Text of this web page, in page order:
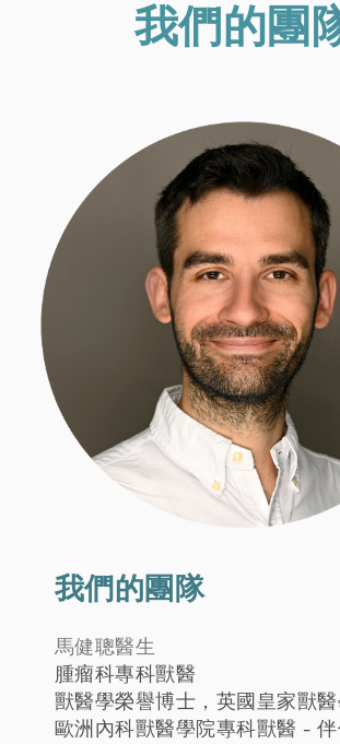
我們的團
我們的團隊
馬健聰醫生
腫瘤科專科獸醫
獸醫學榮譽博士，英國皇家獸
歐洲內科獸醫學院專科獸醫 -